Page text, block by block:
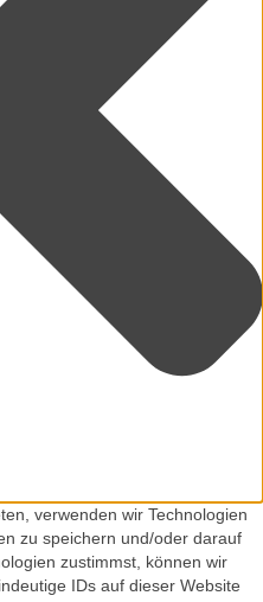
verwenden wir Technologien
zu speichern und/oder darauf
zustimmst, können wir
IDs auf dieser Website